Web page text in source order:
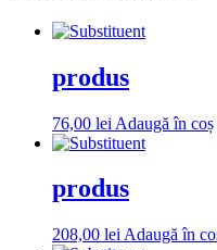
produs
76,00 lei Adaugă în coș
produs
208,00 lei Adaugă în